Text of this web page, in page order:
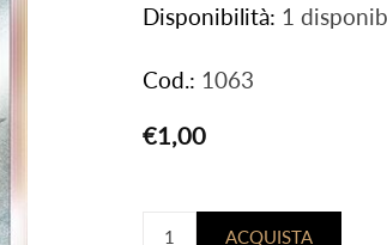
Disponibilità: 1
Cod.: 1063
€1,00